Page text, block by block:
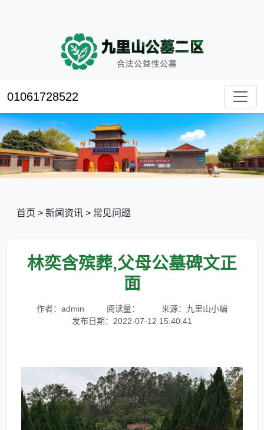
01061728522
首页 > 新闻资讯 > 常见问题
林奕含殡葬,父母公墓碑文正
面
作者：admin 阅读量：
来源：九里山小编
发布日期：2022-07-12 15:40:41